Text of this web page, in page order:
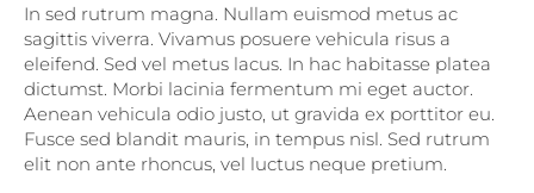
In sed rutrum magna. Nullam euismod metus ac
sagittis viverra. Vivamus posuere vehicula risus a
eleifend. Sed vel metus lacus. In hac habitasse platea
dictumst. Morbi lacinia fermentum mi eget auctor.
Aenean vehicula odio justo, ut gravida ex porttitor eu.
Fusce sed blandit mauris, in tempus nisl. Sed rutrum
elit non ante rhoncus, vel luctus neque pretium.